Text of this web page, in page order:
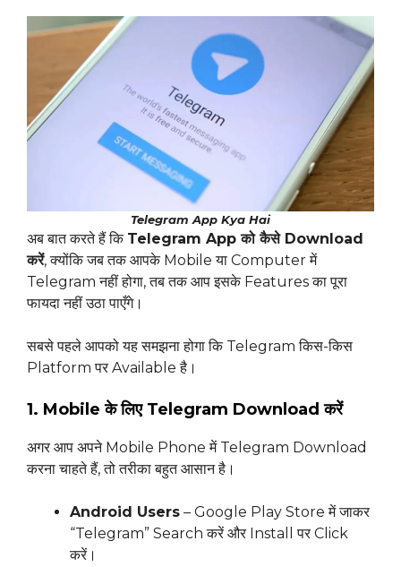
Telegram App Kya Hai
अब बात करते हैं कि Telegram App को कैसे Download
करें, क्योंकि जब तक आपके Mobile या Computer में
Telegram नहीं होगा, तब तक आप इसके Features का पूरा
फायदा नहीं उठा पाएँगे।
सबसे पहले आपको यह समझना होगा कि Telegram किस-किस
Platform पर Available है।
1. Mobile के लिए Telegram Download करें
अगर आप अपने Mobile Phone में Telegram Download
करना चाहते हैं, तो तरीका बहुत आसान है।
Android Users – Google Play Store में जाकर
“Telegram” Search करें और Install पर Click
करें।